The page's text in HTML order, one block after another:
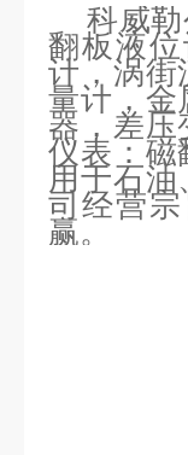
科威
翻板液
计，涡街
量计，金
器，差压
仪表：磁
用于石
司经营
赢。